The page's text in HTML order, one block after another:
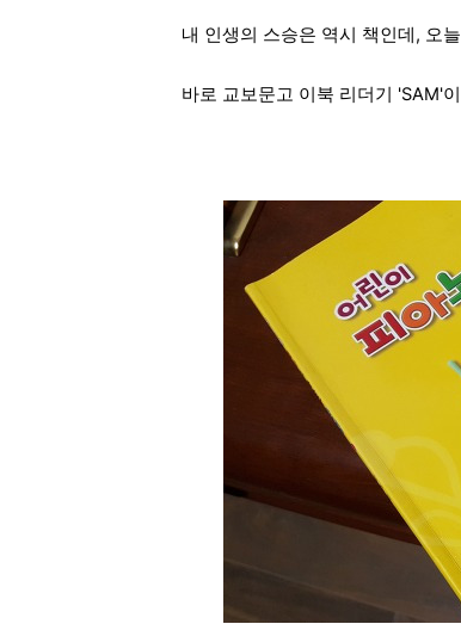
내 인생의 스승은 역시 책인데, 오
바로 교보문고 이북 리더기 'SAM'